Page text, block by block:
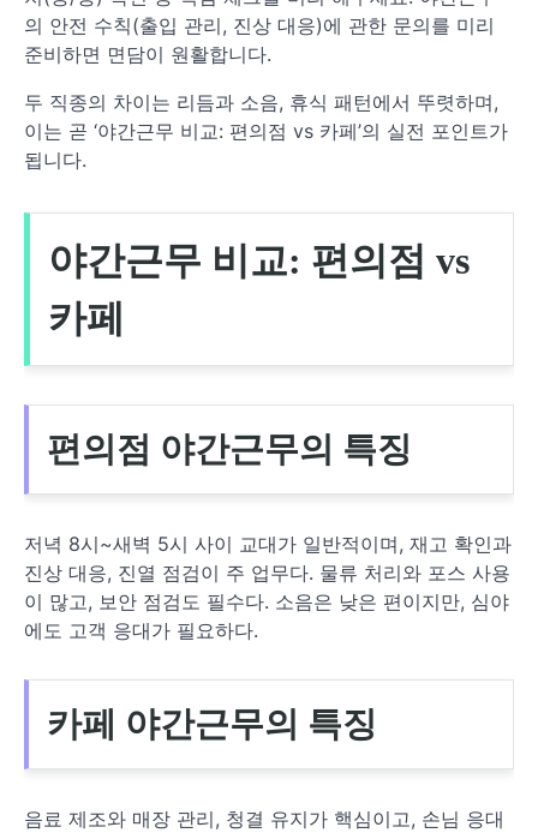
의 안전 수칙(출입 관리, 진상 대응)에 관한 문의를 미리
준비하면 면담이 원활합니다.
두 직종의 차이는 리듬과 소음, 휴식 패턴에서 뚜렷하며,
이는 곧 ‘야간근무 비교: 편의점 vs 카페’의 실전 포인트가
됩니다.
야간근무 비교: 편의점 vs
카페
편의점 야간근무의 특징
저녁 8시~새벽 5시 사이 교대가 일반적이며, 재고 확인과
진상 대응, 진열 점검이 주 업무다. 물류 처리와 포스 사용
이 많고, 보안 점검도 필수다. 소음은 낮은 편이지만, 심야
에도 고객 응대가 필요하다.
카페 야간근무의 특징
음료 제조와 매장 관리, 청결 유지가 핵심이고, 손님 응대